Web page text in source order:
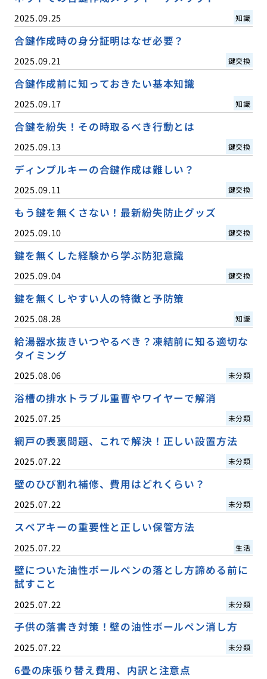
2025.09.25 知識
合鍵作成時の身分証明はなぜ必要？
2025.09.21 鍵交換
合鍵作成前に知っておきたい基本知識
2025.09.17 知識
合鍵を紛失！その時取るべき行動とは
2025.09.13 鍵交換
ディンプルキーの合鍵作成は難しい？
2025.09.11 鍵交換
もう鍵を無くさない！最新紛失防止グッズ
2025.09.10 鍵交換
鍵を無くした経験から学ぶ防犯意識
2025.09.04 鍵交換
鍵を無くしやすい人の特徴と予防策
2025.08.28 知識
給湯器水抜きいつやるべき？凍結前に知る適切な
タイミング
2025.08.06 未分類
浴槽の排水トラブル重曹やワイヤーで解消
2025.07.25 未分類
網戸の表裏問題、これで解決！正しい設置方法
2025.07.22 未分類
壁のひび割れ補修、費用はどれくらい？
2025.07.22 未分類
スペアキーの重要性と正しい保管方法
2025.07.22 生活
壁についた油性ボールペンの落とし方諦める前に
試すこと
2025.07.22 未分類
子供の落書き対策！壁の油性ボールペン消し方
2025.07.22 未分類
6畳の床張り替え費用、内訳と注意点